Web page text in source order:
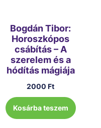
Bogdán Tibor:
Horoszkópos
csábítás – A
szerelem és a
hódítás mágiája
2000Ft
Kosárba teszem